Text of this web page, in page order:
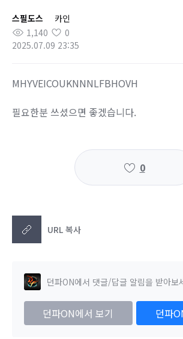
스필도스
카인
1,140
0
2025.07.09 23:35
MHYVEICOUKNNNLFBHOVH
필요한분 쓰셨으면 좋겠습니다.
0
URL 복사
던파ON에서 댓글/답글 알림을 받아보
던파ON에서 보기 던파